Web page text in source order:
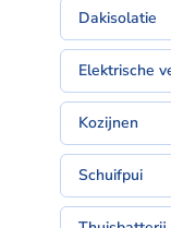
Dakisolatie
Elektrische
Kozijnen
Schuifpui